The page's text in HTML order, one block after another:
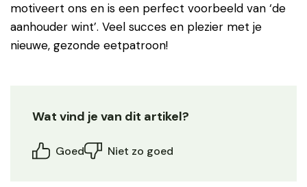
motiveert ons en is een perfect voorbeeld van ‘de
aanhouder wint’. Veel succes en plezier met je
nieuwe, gezonde eetpatroon!
Wat vind je van dit artikel?
Goed Niet zo goed